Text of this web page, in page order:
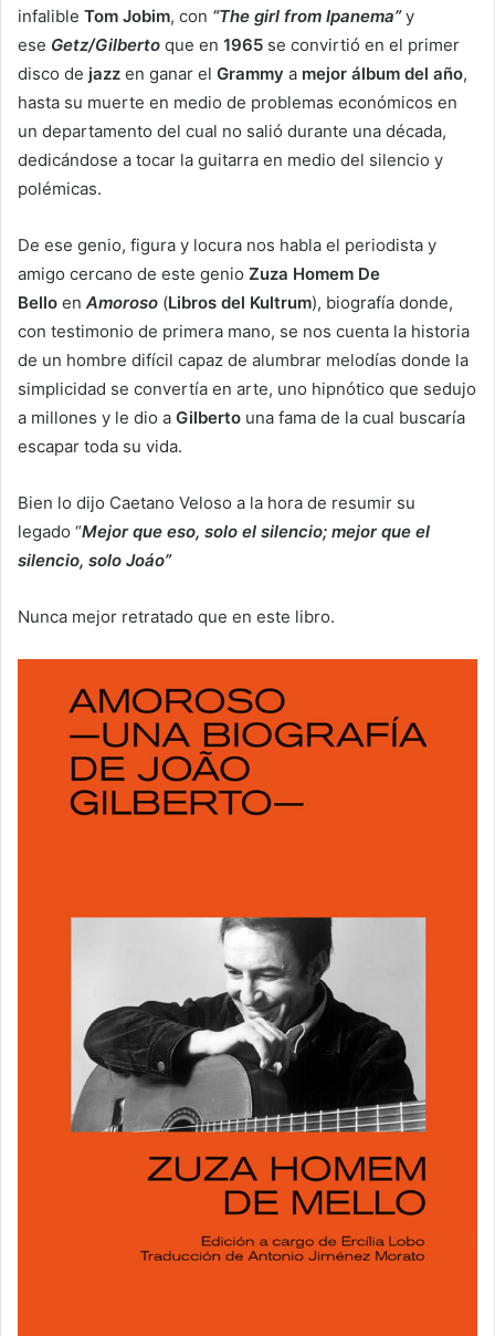
infalible Tom Jobim, con “The girl from Ipanema”y
ese Getz/Gilberto que en 1965 se convirtió en el primer
disco de jazz en ganar el Grammy a mejor álbum del año,
hasta su muerte en medio de problemas económicos en
un departamento del cual no salió durante una década,
dedicándose a tocar la guitarra en medio del silencio y
polémicas.
De ese genio, figura y locura nos habla el periodista y
amigo cercano de este genio Zuza Homem De
Bello en Amoroso (Libros del Kultrum), biografía donde,
con testimonio de primera mano, se nos cuenta la historia
de un hombre difícil capaz de alumbrar melodías donde la
simplicidad se convertía en arte, uno hipnótico que sedujo
a millones y le dio a Gilberto una fama de la cual buscaría
escapar toda su vida.
Bien lo dijo Caetano Veloso a la hora de resumir su
legado “Mejor que eso, solo el silencio; mejor que el
silencio, solo Joáo”
Nunca mejor retratado que en este libro.